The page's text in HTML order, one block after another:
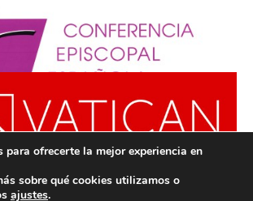
para ofrecerte la mejor experiencia en
sobre qué cookies utilizamos o
ajustes.